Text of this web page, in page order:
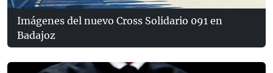
Imágenes del nuevo Cross Solidario 091 en
Badajoz